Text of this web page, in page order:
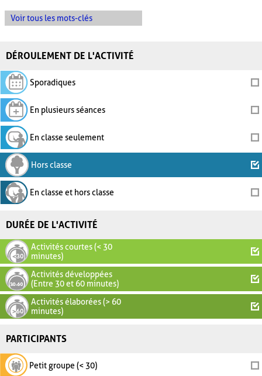
Voir tous les mots-clés
DÉROULEMENT DE L'ACTIVITÉ
Sporadiques
En plusieurs séances
En classe seulement
Hors classe
En classe et hors classe
DURÉE DE L'ACTIVITÉ
Activités courtes (< 30
minutes)
Activités développées
(Entre 30 et 60 minutes)
Activités élaborées (> 60
minutes)
PARTICIPANTS
Petit groupe (< 30)